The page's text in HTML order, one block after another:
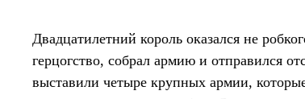
Двадцатилетний король оказался не
герцогство, собрал армию и отправился
выставили четыре крупных армии,